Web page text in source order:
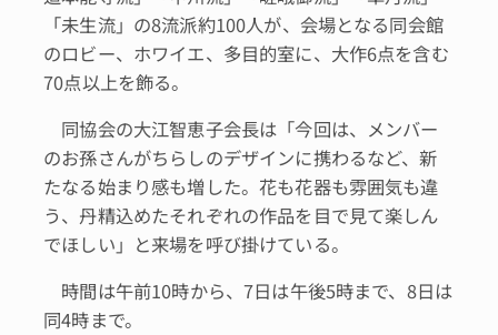
「未生流」の8流派約100人が、会場となる同会館
のロビー、ホワイエ、多目的室に、大作6点を含む
70点以上を飾る。
同協会の大江智恵子会長は「今回は、メンバー
のお孫さんがちらしのデザインに携わるなど、新
たなる始まり感も増した。花も花器も雰囲気も違
う、丹精込めたそれぞれの作品を目で見て楽しん
でほしい」と来場を呼び掛けている。
時間は午前10時から、7日は午後5時まで、8日は
同4時まで。